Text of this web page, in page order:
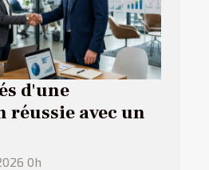
d'une
réussie avec un
0h